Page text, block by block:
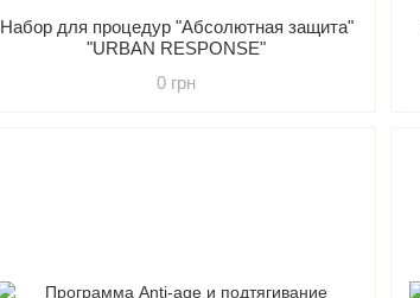
Набор для процедур "Абсолютная защита"
"URBAN RESPONSE"
0 грн